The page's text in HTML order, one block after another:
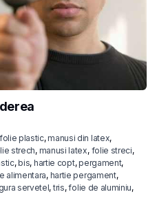
folie plastic, manusi din latex,
strech, manusi latex, folie streci,
, bis, hartie copt, pergament,
alimentara, hartie pergament,
servetel, tris, folie de aluminiu,